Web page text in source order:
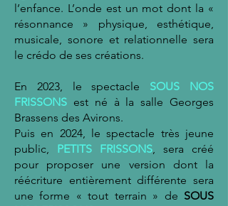
l’enfance. L’onde est un mot dont la «
résonnance » physique, esthétique,
musicale, sonore et relationnelle sera
le crédo de ses créations.
En 2023, le spectacle
SOUS NOS
FRISSONS est né à la salle Georges
Brassens des Avirons.
Puis en 2024, le spectacle très jeune
public, PETITS FRISSONS, sera créé
pour proposer une version dont la
réécriture entièrement différente sera
une forme « tout terrain » de SOUS